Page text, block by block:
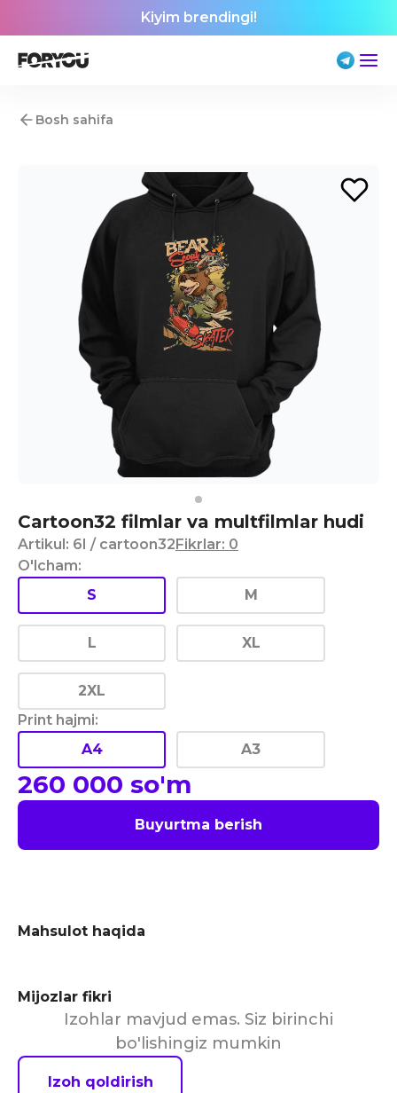
Kiyim brendingi!
Bosh sahifa
Cartoon32 filmlar va multfilmlar hudi
Artikul: 6I / cartoon32Fikrlar: 0
O'lcham:
S
M
L XL
2XL
Print hajmi:
A4
A3
260 000 so'm
Buyurtma berish
Mahsulot haqida
Mijozlar fikri
Izohlar mavjud emas. Siz birinchi
bo'lishingiz mumkin
Izoh qoldirish